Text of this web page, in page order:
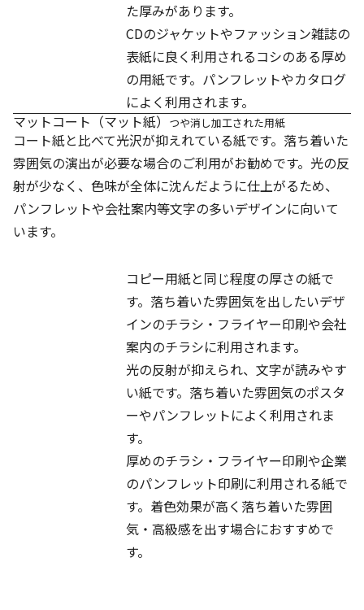
た厚みがあります。
CDのジャケットやファッション雑誌の
表紙に良く利用されるコシのある厚め
の用紙です。パンフレットやカタログ
によく利用されます。
マットコート（マット紙）
つや消し加工された用紙
コート紙と比べて光沢が抑えれている紙です。落ち着いた
雰囲気の演出が必要な場合のご利用がお勧めです。 光の反
射が少なく、 色味が全体に沈んだように仕上がるため、
パンフレットや会社案内等文字の多いデザインに向いて
います。
コピー用紙と同じ程度の厚さの紙で
す。落ち着いた雰囲気を出したいデザ
インのチラシ・フライヤー印刷や会社
案内のチラシに利用されます。
光の反射が抑えられ、文字が読みやす
い紙です。落ち着いた雰囲気のポスタ
ーやパンフレットによく利用されま
す。
厚めのチラシ・フライヤー印刷や企業
のパンフレット印刷に利用される紙で
す。着色効果が高く落ち着いた雰囲
気・高級感を出す場合におすすめで
す。